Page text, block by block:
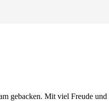
gebacken. Mit viel Freude und